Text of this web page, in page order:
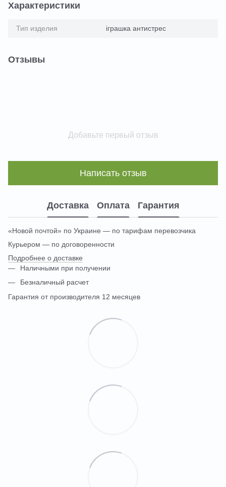
Характеристики
Тип изделия іграшка антистрес
Отзывы
Добавьте первый отзыв
Написать отзыв
Доставка Оплата Гарантия
«Новой почтой» по Украине — по тарифам перевозчика
Курьером — по договоренности
Подробнее о доставке
Наличными при получении
Безналичный расчет
Гарантия от производителя 12 месяцев